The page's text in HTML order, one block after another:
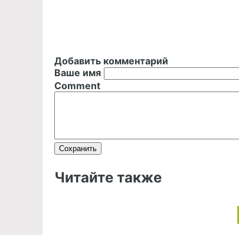
Добавить комментарий
Ваше имя
Comment
Читайте также